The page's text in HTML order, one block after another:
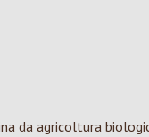
da agricoltura